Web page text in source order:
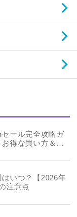
セール完全攻略ガ
得な買い方＆年
いつ？【2026年
注意点